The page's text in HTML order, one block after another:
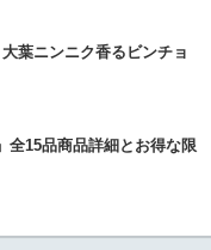
葉ニンニク香るビンチョ
全15品商品詳細とお得な限